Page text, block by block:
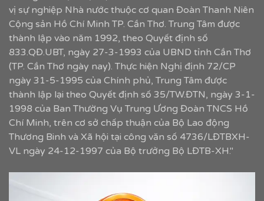
vị sự nghiệp Nhà nước thuộc cơ quan Đoàn Thanh Niên
Cộng sản Hồ Chí Minh TP. Cần Thơ. Trung Tâm được
thành lập vào năm 1992, theo Quyết định số
833.QĐ.UBT, ngày 27-3-1993 của UBND tỉnh Cần Thơ
(TP. Cần Thơ ngày nay). Thực hiện Nghị định 72/CP
ngày 31-5-1995 của Chính phủ, Trung Tâm được
thành lập lại theo Quyết định số 35/TW.ĐTN, ngày 3-1-
1998 của Ban Thường Vụ Trung Ương Đoàn TNCS Hồ
Chí Minh, trên cơ sở chấp thuận của Bộ Lao động
Thương Binh và Xã hội tại công văn số 4736/LĐTBXH-
VL ngày 24-12-1997 của Bộ trưởng Bộ LĐTB-XH."